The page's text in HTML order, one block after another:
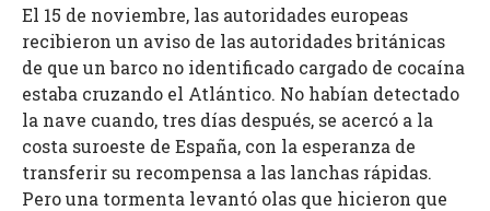
El 15 de noviembre, las autoridades europeas
recibieron un aviso de las autoridades británicas
de que un barco no identificado cargado de cocaína
estaba cruzando el Atlántico. No habían detectado
la nave cuando, tres días después, se acercó a la
costa suroeste de España, con la esperanza de
transferir su recompensa a las lanchas rápidas.
Pero una tormenta levantó olas que hicieron que